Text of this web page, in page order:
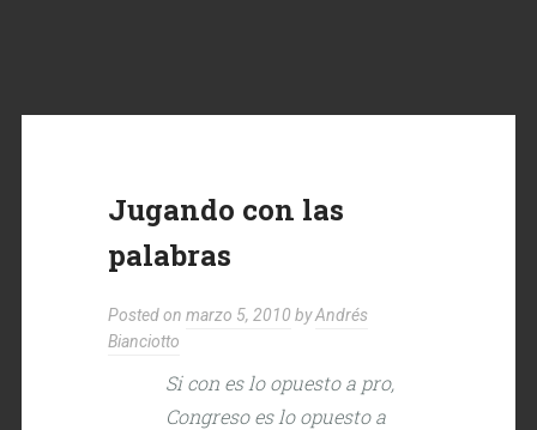
Jugando con las
palabras
Posted onmarzo 5, 2010 byAndrés
Bianciotto
Sicon es lo opuesto a pro,
Congreso es lo opuesto a